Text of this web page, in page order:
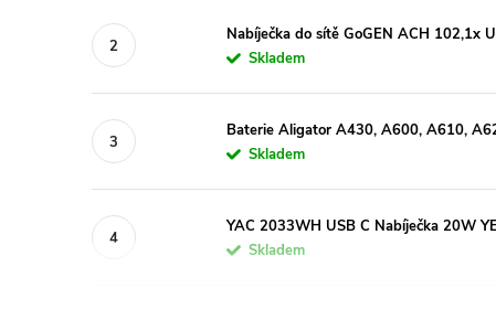
Nabíječka do sítě GoGEN ACH 102,1x
Skladem
Baterie Aligator A430, A600, A610,
Skladem
YAC 2033WH USB C Nabíječka 20W
Skladem